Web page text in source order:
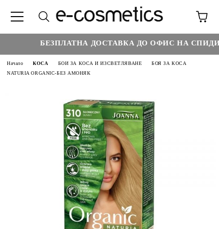
БЕЗПЛАТНА ДОСТАВКА ДО ОФИС НА СПИДИ
Начало КОСА БОИ ЗА КОСА И ИЗСВЕТЛЯВАНЕ
БОЯ ЗА КОСА
NATURIA ORGANIC-БЕЗ АМОНЯК